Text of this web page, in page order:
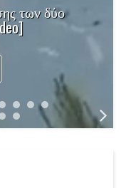
των δύο